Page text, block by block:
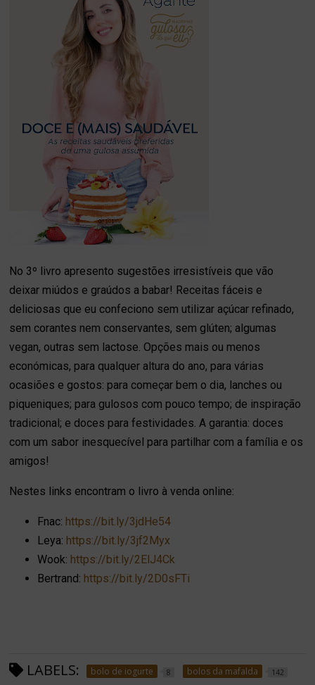
No 3º livro apresento sugestões irresistíveis que vão
deixar miúdos e graúdos a babar! Receitas fáceis e
deliciosas que eu confeciono sem utilizar açúcar refinado,
sem corantes nem conservantes, sem glúten; algumas
vegan, outras sem lactose. Opções mais ou menos
económicas, para qualquer altura do ano, para várias
ocasiões e gostos: para começar bem o dia, lanches ou
piqueniques; para gulosos com pouco tempo; de inspiração
tradicional; e doces para festividades. A garantia: doces
com um sabor inesquecível para partilhar com a família e os
amigos!
Nestes links encontram o livro à venda online:
Fnac: https://bit.ly/3jdHe54
Leya: https://bit.ly/3jf2Myx
Wook: https://bit.ly/2ElJ4Ck
Bertrand: https://bit.ly/2D0sFTi
LABELS: bolo de iogurte 8 bolos da mafalda 142